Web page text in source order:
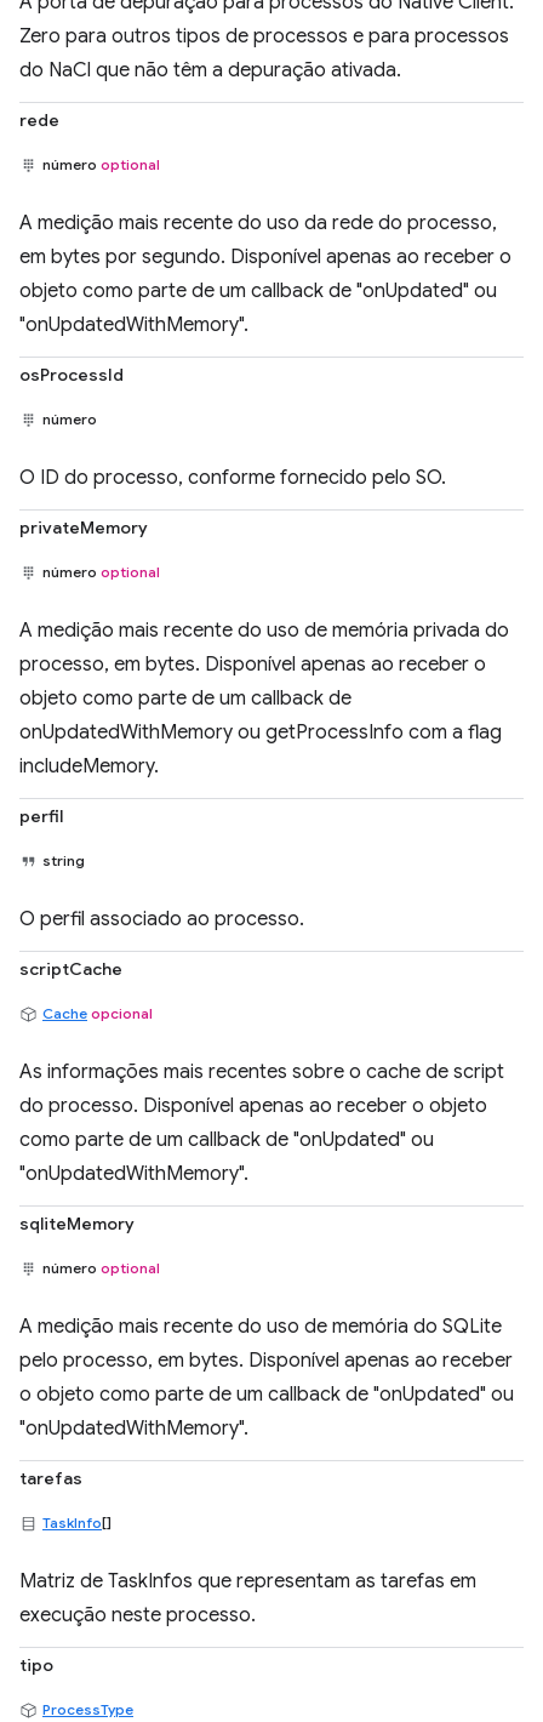
Zero para outros tipos de processos e para processos
do NaCl que não têm a depuração ativada.
rede
número optional
A medição mais recente do uso da rede do processo,
em bytes por segundo. Disponível apenas ao receber o
objeto como parte de um callback de "onUpdated" ou
"onUpdatedWithMemory".
osProcessId
número
O ID do processo, conforme fornecido pelo SO.
privateMemory
número optional
A medição mais recente do uso de memória privada do
processo, em bytes. Disponível apenas ao receber o
objeto como parte de um callback de
onUpdatedWithMemory ou getProcessInfo com a flag
includeMemory.
perfil
string
O perfil associado ao processo.
scriptCache
Cache opcional
As informações mais recentes sobre o cache de script
do processo. Disponível apenas ao receber o objeto
como parte de um callback de "onUpdated" ou
"onUpdatedWithMemory".
sqliteMemory
número optional
A medição mais recente do uso de memória do SQLite
pelo processo, em bytes. Disponível apenas ao receber
o objeto como parte de um callback de "onUpdated" ou
"onUpdatedWithMemory".
tarefas
TaskInfo[]
Matriz de TaskInfos que representam as tarefas em
execução neste processo.
tipo
ProcessType